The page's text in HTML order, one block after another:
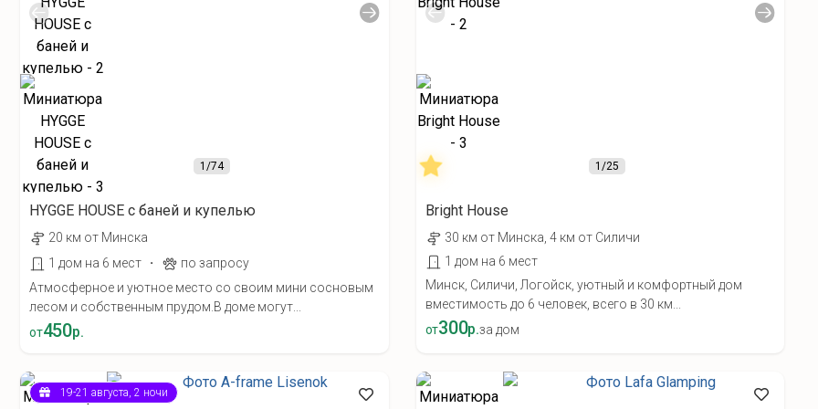
1/74
HYGGE HOUSE с баней и купелью
20 км от Минска
1 дом на 6 мест
·
по запросу
Атмосферное и уютное место со своим мини сосновым
лесом и собственным прудом.В доме могут...
от450р.
1/25
Bright House
30 км от Минска, 4 км от Силичи
1 дом на 6 мест
Минск, Силичи, Логойск, уютный и комфортный дом
вместимость до 6 человек, всего в 30 км...
от300р.за дом
19-21 августа, 2 ночи